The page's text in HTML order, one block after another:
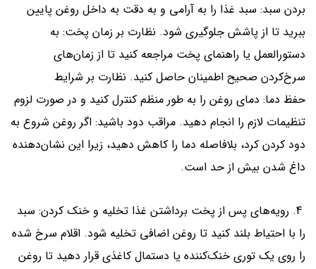
بردن سبد: سبد غذا را به آرامی و به دقت به داخل روغن پایین
ببرید تا از پاشش جلوگیری شود. نظارت بر زمان پخت: به
دستورالعمل یا راهنمای پخت مراجعه کنید تا از زمان‌های
سرخ‌کردن صحیح اطمینان حاصل کنید. نظارت بر شرایط
حفظ دما: دمای روغن را به طور منظم کنترل کنید و در صورت لزوم
تنظیمات لازم را انجام دهید. مراقب دود باشید: اگر روغن شروع به
دود کردن کرد، بلافاصله دما را کاهش دهید، زیرا این نشان‌دهنده
داغ شدن بیش از حد است.
4. رویه‌های پس از پخت برداشتن غذا تخلیه و خنک کردن: سبد
را با احتیاط بلند کنید تا روغن اضافی تخلیه شود. اقلام سرخ شده
را روی یک توری خنک‌کننده یا دستمال کاغذی قرار دهید تا روغن